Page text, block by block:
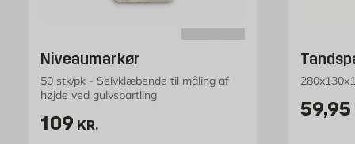
Niveaumarkør
50 stk/pk - Selvklæbende til måling af
højde ved gulvspartling
Pris 109 kr. /stk
109 KR.
Pris
59,95